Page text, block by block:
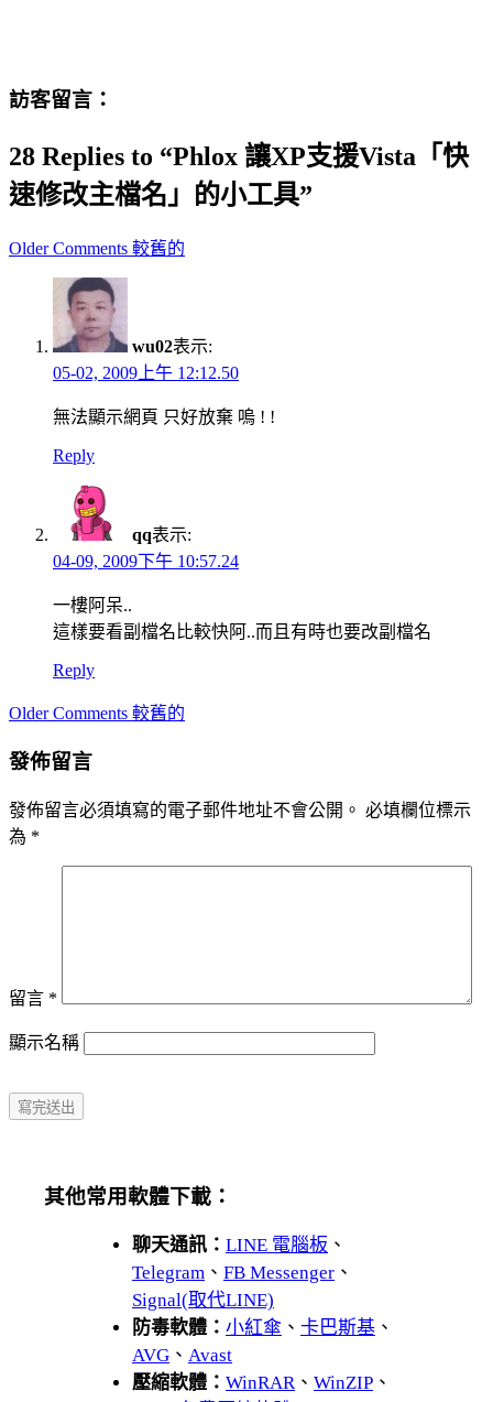
訪客留言：
28 Replies to “Phlox 讓XP支援Vista「快
速修改主檔名」的小工具”
Comment
navigation
Older Comments 較舊的
wu02表示:
05-02, 2009上午 12:12.50
無法顯示網頁 只好放棄 嗚 ! !
Reply
qq表示:
04-09, 2009下午 10:57.24
一樓阿呆..
這樣要看副檔名比較快阿..而且有時也要改副檔名
Reply
Comment
Older Comments 較舊的
發佈留言
發佈留言必須填寫的電子郵件地址不會公開。 必填欄位標示
為 *
留言 *
顯示名稱
其他常用軟體下載：
聊天通訊： LINE 電腦板 、
Telegram 、 FB Messenger 、
Signal(取代LINE)
防毒軟體： 小紅傘 、 卡巴斯基 、
AVG 、 Avast
壓縮軟體： WinRAR、 WinZIP 、